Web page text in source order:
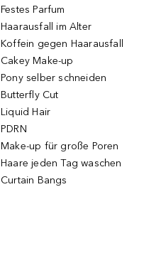
Festes Parfum
Haarausfall im Alter
Koffein gegen Haarausfall
Cakey Make-up
Pony selber schneiden
Butterfly Cut
Liquid Hair
PDRN
Make-up für große Poren
Haare jeden Tag waschen
Curtain Bangs